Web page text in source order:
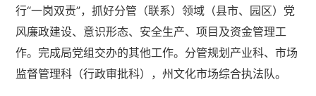
行“一岗双责”，抓好分管（联系）领域（县市、园区）党
风廉政建设、意识形态、安全生产、项目及资金管理工
作。完成局党组交办的其他工作。分管规划产业科、市场
监督管理科（行政审批科），州文化市场综合执法队。